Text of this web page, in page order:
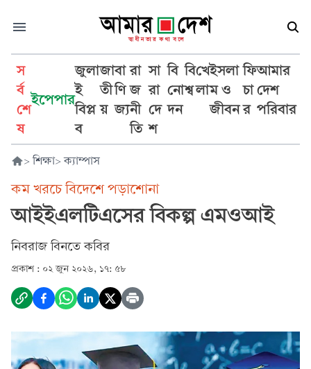
স
র্ব
শে
ষ
ইপেপার
জুলা
ই
বিপ্ল
ব
জা
তী
য়
বা
ণি
জ্য
রা
জ
নী
তি
সা
রা
দে
শ
বি
নো
দন
বি
শ্ব
খে
লা
ইসলা
ম ও
জীবন
ফি
চা
র
আমার
দেশ
পরিবার
> শিক্ষা> ক্যাম্পাস
কম খরচে বিদেশে পড়াশোনা
আইইএলটিএসের বিকল্প এমওআই
নিবরাজ বিনতে কবির
প্রকাশ : ০২ জুন ২০২৬, ১৭: ৫৮